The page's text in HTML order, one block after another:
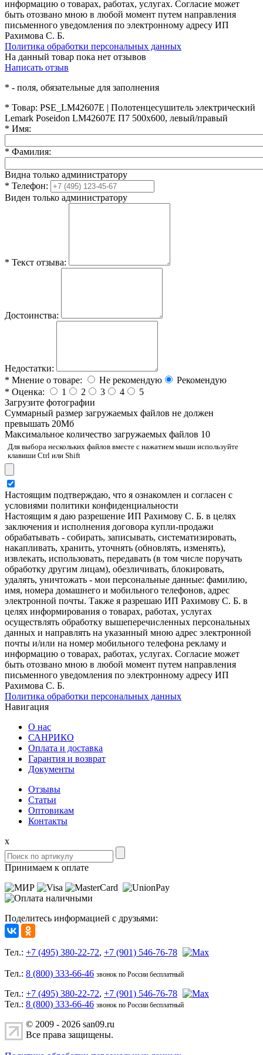
информацию о товарах, работах, услугах. Согласие может
быть отозвано мною в любой момент путем направления
письменного уведомления по электронному адресу ИП
Рахимова С. Б.
Политика обработки персональных данных
На данный товар пока нет отзывов
Написать отзыв
* - поля, обязательные для заполнения
* Товар: PSE_LM42607E | Полотенцесушитель электрический
Lemark Poseidon LM42607E П7 500x600, левый/правый
* Имя:
* Фамилия:
Видна только администратору
* Телефон:
Виден только администратору
* Текст отзыва:
Достоинства:
Недостатки:
* Мнение о товаре: Не рекомендую
Рекомендую
* Оценка: 1 2 3 4
5
Загрузите фотографии
Cуммарный размер загружаемых файлов не должен
превышать 20Мб
Максимальное количество загружаемых файлов 10
Для выбора нескольких файлов вместе с нажатием мыши используйте
клавиши Ctrl или Shift
Настоящим подтверждаю, что я ознакомлен и согласен с
условиями политики конфиденциальности
Настоящим я даю разрешение ИП Рахимову С. Б. в целях
заключения и исполнения договора купли-продажи
обрабатывать - собирать, записывать, систематизировать,
накапливать, хранить, уточнять (обновлять, изменять),
извлекать, использовать, передавать (в том числе поручать
обработку другим лицам), обезличивать, блокировать,
удалять, уничтожать - мои персональные данные: фамилию,
имя, номера домашнего и мобильного телефонов, адрес
электронной почты. Также я разрешаю ИП Рахимову С. Б. в
целях информирования о товарах, работах, услугах
осуществлять обработку вышеперечисленных персональных
данных и направлять на указанный мною адрес электронной
почты и/или на номер мобильного телефона рекламу и
информацию о товарах, работах, услугах. Согласие может
быть отозвано мною в любой момент путем направления
письменного уведомления по электронному адресу ИП
Рахимова С. Б.
Политика обработки персональных данных
Навигация
О нас
САНРИКО
Оплата и доставка
Гарантия и возврат
Документы
Отзывы
Статьи
Оптовикам
Контакты
x
Принимаем к оплате
Поделитесь информацией с друзьями:
Тел.: +7 (495) 380-22-72, +7 (901) 546-76-78
Тел.: 8 (800) 333-66-46 звонок по России бесплатный
Тел.: +7 (495) 380-22-72, +7 (901) 546-76-78
Тел.: 8 (800) 333-66-46 звонок по России бесплатный
© 2009 - 2026 san09.ru
Все права защищены.